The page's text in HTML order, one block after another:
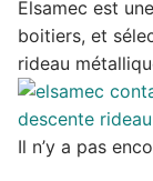
Elsamec est
boitiers, et
rideau
Il n’y a pas